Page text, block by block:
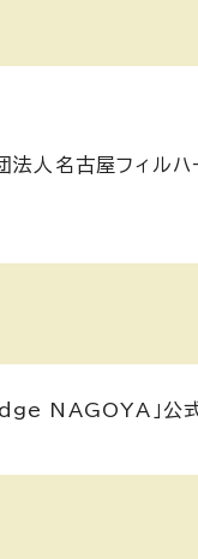
法人名古屋フィル
NAGOYA」公式